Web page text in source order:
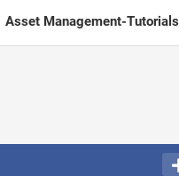
Asset Management-Tutorials